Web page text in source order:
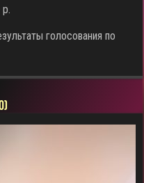
р.
голосования по